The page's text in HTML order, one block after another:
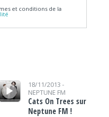
et conditions de la
Lecteur audio18/11/2013 -
NEPTUNE FM
Cats On Trees sur
Neptune FM !